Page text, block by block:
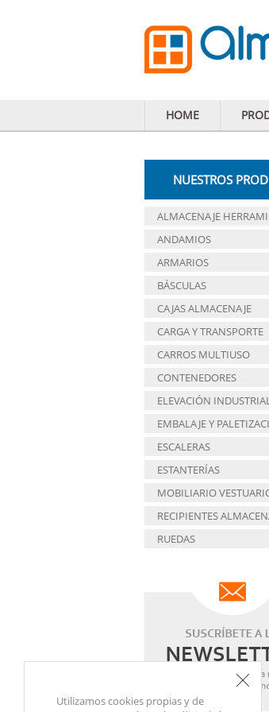
HOME
NUESTROS
ALMACENAJE
ANDAMIOS
ARMARIOS
BÁSCULAS
CAJAS ALMACENAJE
CARGA Y TRANSPORTE
CARROS MULTIUSO
CONTENEDORES
ELEVACIÓN
EMBALAJE Y
ESCALERAS
ESTANTERÍAS
MOBILIARIO
RECIPIENTES
RUEDAS
Utilizamos cookies propias y de